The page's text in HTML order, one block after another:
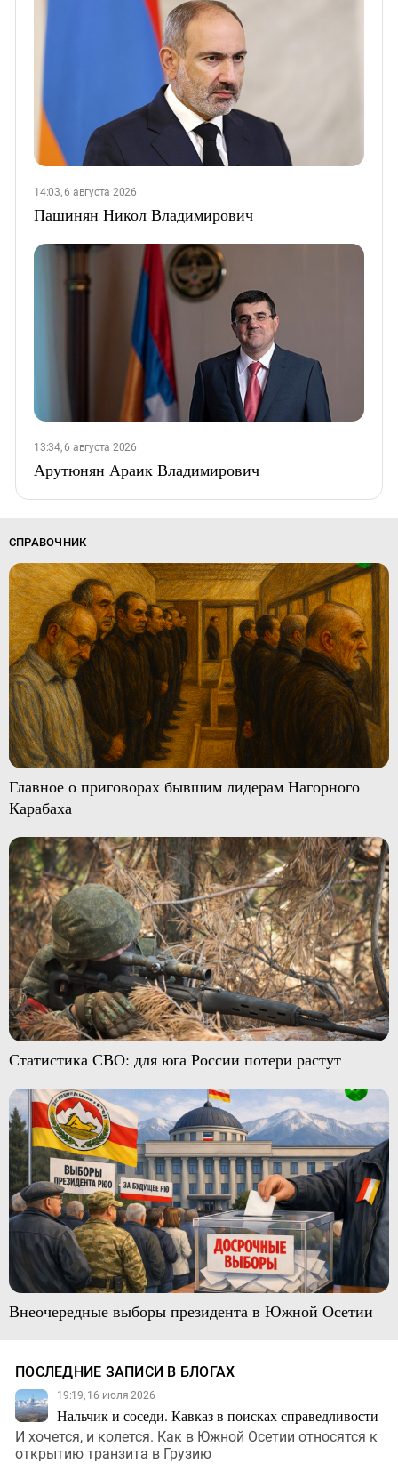
14:03, 6 августа 2026
Пашинян Никол Владимирович
13:34, 6 августа 2026
Арутюнян Араик Владимирович
СПРАВОЧНИК
Главное о приговорах бывшим лидерам Нагорного
Карабаха
Статистика СВО: для юга России потери растут
Внеочередные выборы президента в Южной Осетии
ПОСЛЕДНИЕ ЗАПИСИ В БЛОГАХ
19:19, 16 июля 2026
Нальчик и соседи. Кавказ в поисках справедливости
И хочется, и колется. Как в Южной Осетии относятся к
открытию транзита в Грузию